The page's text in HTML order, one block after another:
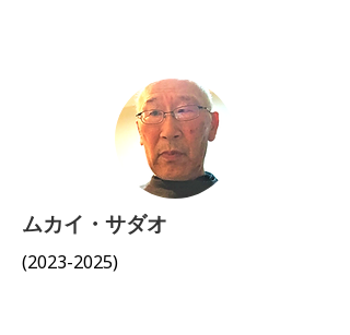
ムカイ・サダオ
(2023-2025)